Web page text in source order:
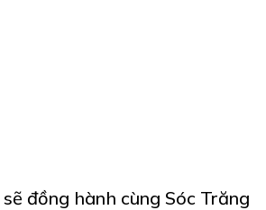
đồng hành cùng Sóc Trăng